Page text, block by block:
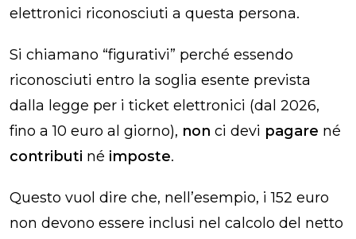
elettronici riconosciuti a questa persona.
Si chiamano “figurativi” perché essendo
riconosciuti entro la soglia esente prevista
dalla legge per i ticket elettronici (dal 2026,
fino a 10 euro al giorno), non ci devi pagare né
contributi né imposte.
Questo vuol dire che, nell’esempio, i 152 euro
non devono essere inclusi nel calcolo del netto